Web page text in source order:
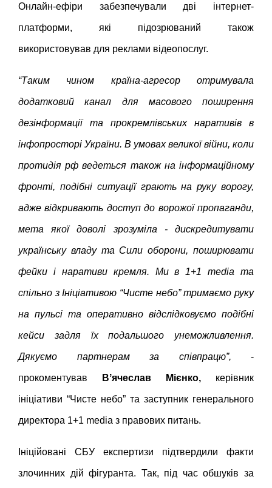
Онлайн-ефіри забезпечували дві інтернет-
платформи, які підозрюваний також
використовував для реклами відеопослуг.
“Таким чином країна-агресор отримувала
додатковий канал для масового поширення
дезінформації та прокремлівських наративів в
інфопросторі України. В умовах великої війни, коли
протидія рф ведеться також на інформаційному
фронті, подібні ситуації грають на руку ворогу,
адже відкривають доступ до ворожої пропаганди,
мета якої доволі зрозуміла - дискредитувати
українську владу та Сили оборони, поширювати
фейки і наративи кремля. Ми в 1+1 media та
спільно з Ініціативою “Чисте небо” тримаємо руку
на пульсі та оперативно відслідковуємо подібні
кейси задля їх подальшого унеможливлення.
Дякуємо партнерам за співпрацю”, -
прокоментував Вʼячеслав Мієнко, керівник
ініціативи “Чисте небо” та заступник генерального
директора 1+1 media з правових питань.
Ініційовані СБУ експертизи підтвердили факти
злочинних дій фігуранта. Так, під час обшуків за